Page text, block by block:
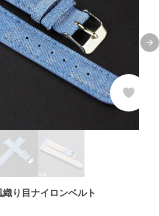
り目ナイロンベルト